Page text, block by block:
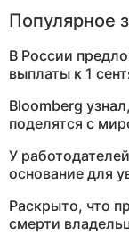
Популярное
В России
выплаты к 1
Bloomberg
поделятся с
У
основание для
Раскрыто, что
смерти